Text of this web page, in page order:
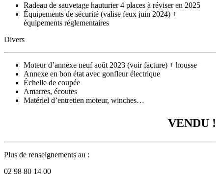
Radeau de sauvetage hauturier 4 places à réviser en 2025
Équipements de sécurité (valise feux juin 2024) +
équipements réglementaires
Divers
Moteur d’annexe neuf août 2023 (voir facture) + housse
Annexe en bon état avec gonfleur électrique
Échelle de coupée
Amarres, écoutes
Matériel d’entretien moteur, winches…
VENDU !
Plus de renseignements au :
02 98 80 14 00